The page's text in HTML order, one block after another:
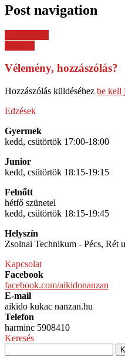
Post navigation
Vélemény, hozzászólás?
Hozzászólás küldéséhez be kell
Edzések
Gyermek
kedd, csütörtök 17:00-18:00
Junior
kedd, csütörtök 18:15-19:15
Felnőtt
hétfő szünetel
kedd, csütörtök 18:15-19:45
Helyszín
Zsolnai Technikum - Pécs, Rét
Kapcsolat
Facebook
facebook.com/aikidonanzan
E-mail
aikido kukac nanzan.hu
Telefon
harminc 5908410
Keresés